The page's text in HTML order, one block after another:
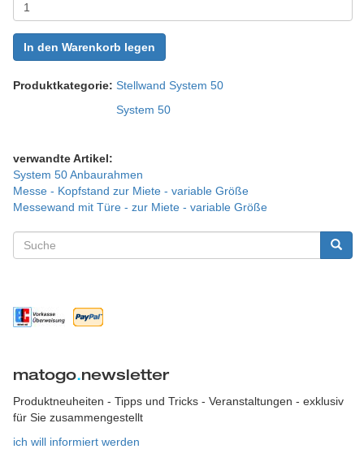
In den Warenkorb legen
Produktkategorie: Stellwand System 50
System 50
verwandte Artikel:
System 50 Anbaurahmen
Messe - Kopfstand zur Miete - variable Größe
Messewand mit Türe - zur Miete - variable Größe
Suchformular
matogo.newsletter
Produktneuheiten - Tipps und Tricks - Veranstaltungen - exklusiv
für Sie zusammengestellt
ich will informiert werden